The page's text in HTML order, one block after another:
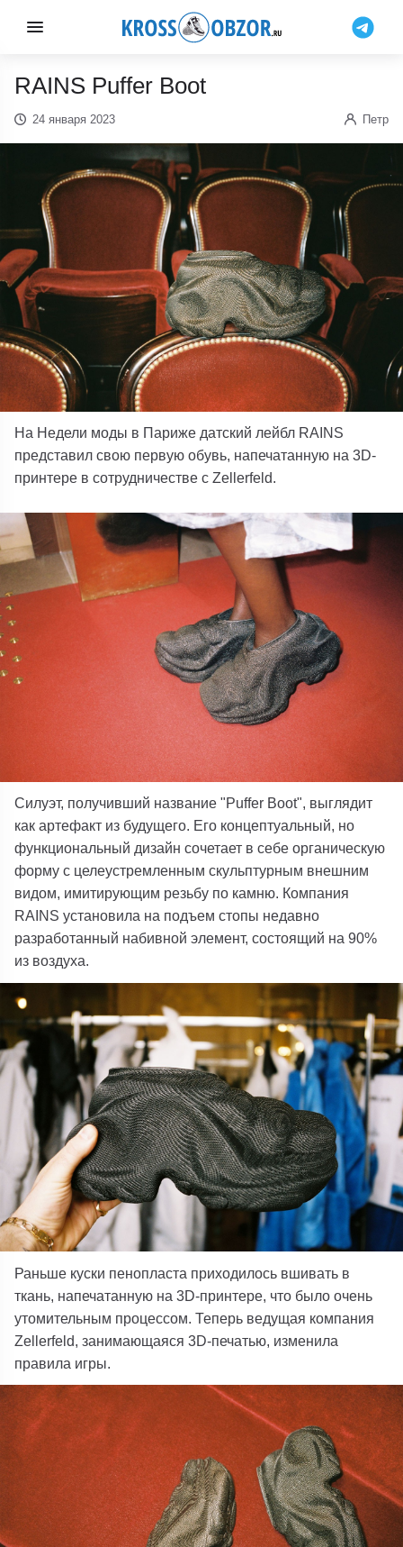
RAINS Puffer Boot
24 января 2023 Петр
На Недели моды в Париже датский лейбл RAINS
представил свою первую обувь, напечатанную на 3D-
принтере в сотрудничестве с Zellerfeld.
Силуэт, получивший название "Puffer Boot", выглядит
как артефакт из будущего. Его концептуальный, но
функциональный дизайн сочетает в себе органическую
форму с целеустремленным скульптурным внешним
видом, имитирующим резьбу по камню. Компания
RAINS установила на подъем стопы недавно
разработанный набивной элемент, состоящий на 90%
из воздуха.
Раньше куски пенопласта приходилось вшивать в
ткань, напечатанную на 3D-принтере, что было очень
утомительным процессом. Теперь ведущая компания
Zellerfeld, занимающаяся 3D-печатью, изменила
правила игры.